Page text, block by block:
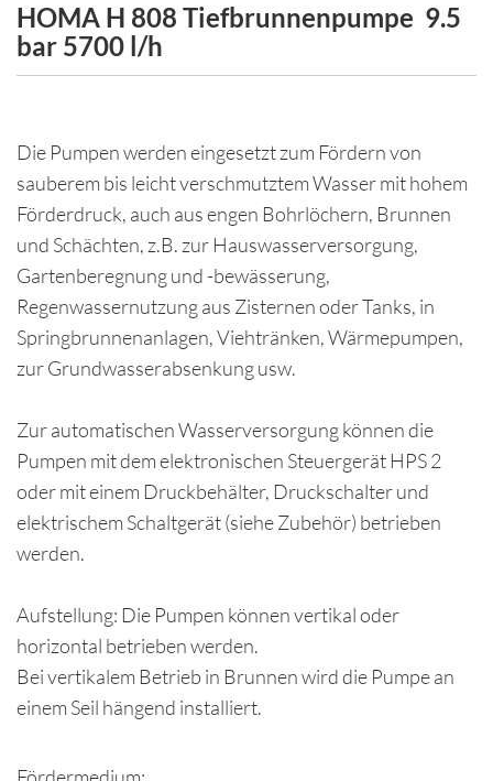
HOMA H 808 Tiefbrunnenpumpe 9.5
bar 5700 l/h
Die Pumpen werden eingesetzt zum Fördern von
sauberem bis leicht verschmutztem Wasser mit hohem
Förderdruck, auch aus engen Bohrlöchern, Brunnen
und Schächten, z.B. zur Hauswasserversorgung,
Gartenberegnung und -bewässerung,
Regenwassernutzung aus Zisternen oder Tanks, in
Springbrunnenanlagen, Viehtränken, Wärmepumpen,
zur Grundwasserabsenkung usw.
Zur automatischen Wasserversorgung können die
Pumpen mit dem elektronischen Steuergerät HPS 2
oder mit einem Druckbehälter, Druckschalter und
elektrischem Schaltgerät (siehe Zubehör) betrieben
werden.
Aufstellung: Die Pumpen können vertikal oder
horizontal betrieben werden.
Bei vertikalem Betrieb in Brunnen wird die Pumpe an
einem Seil hängend installiert.